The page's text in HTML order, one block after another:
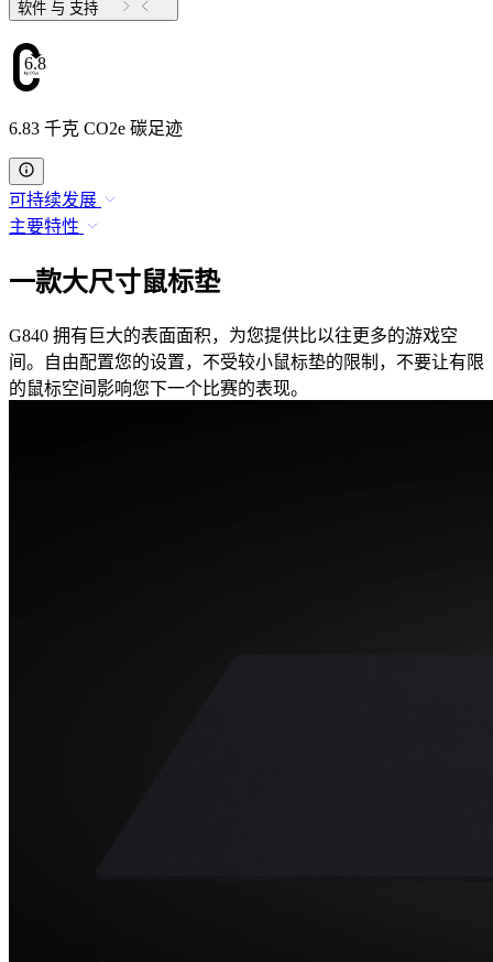
软件 与 支持
6.83
6.83 千克 CO2e 碳足迹
可持续发展
主要特性
一款大尺寸鼠标垫
G840 拥有巨大的表面面积，为您提供比以往更多的游戏空
间。自由配置您的设置，不受较小鼠标垫的限制，不要让有限
的鼠标空间影响您下一个比赛的表现。